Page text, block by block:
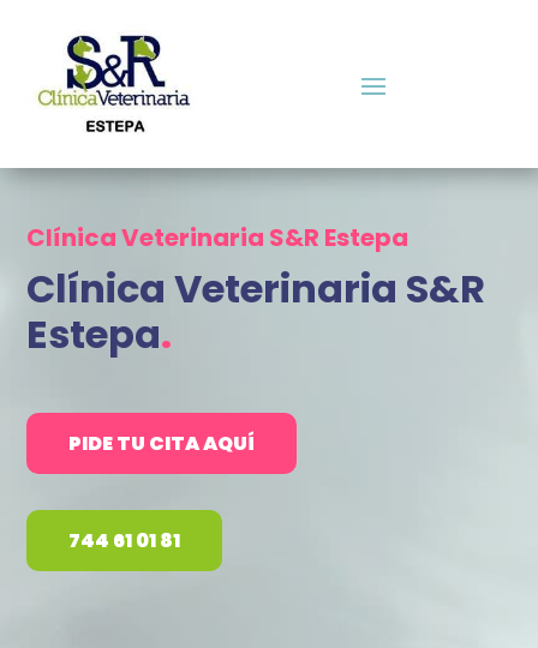
Clínica Veterinaria S&R Estepa
Clínica Veterinaria S&R
Estepa.
PIDE TU CITA AQUÍ
744 61 01 81